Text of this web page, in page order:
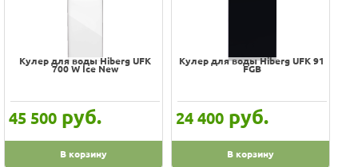
Кулер для воды Hiberg UFK
700 W Ice New
45 500 руб.
В корзину
Кулер для воды Hiberg UFK 91
FGB
24 400 руб.
В корзину